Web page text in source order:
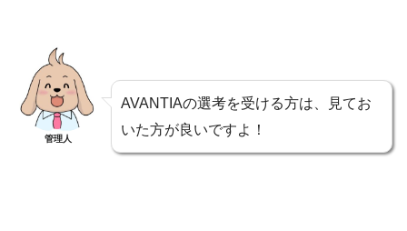
管理人
AVANTIAの選考を受ける方は、見てお
いた方が良いですよ！